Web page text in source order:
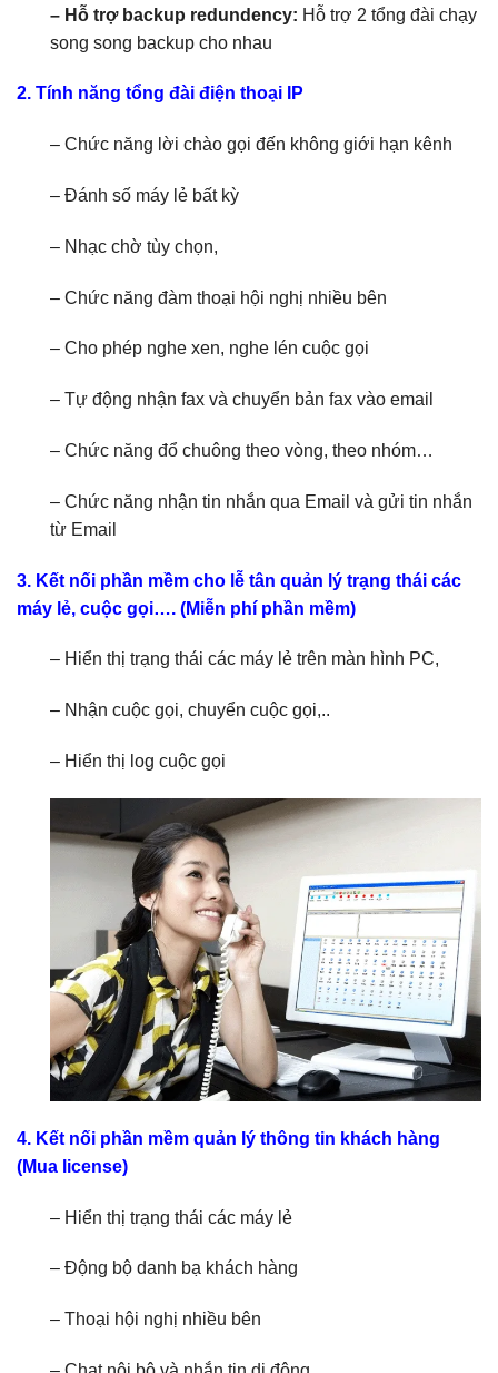
– Hỗ trợ backup redundency: Hỗ trợ 2 tổng đài chạy
song song backup cho nhau
2. Tính năng tổng đài điện thoại IP
– Chức năng lời chào gọi đến không giới hạn kênh
– Đánh số máy lẻ bất kỳ
– Nhạc chờ tùy chọn,
– Chức năng đàm thoại hội nghị nhiều bên
– Cho phép nghe xen, nghe lén cuộc gọi
– Tự động nhận fax và chuyển bản fax vào email
– Chức năng đổ chuông theo vòng, theo nhóm…
– Chức năng nhận tin nhắn qua Email và gửi tin nhắn
từ Email
3. Kết nối phần mềm cho lễ tân quản lý trạng thái các
máy lẻ, cuộc gọi…. (Miễn phí phần mềm)
– Hiển thị trạng thái các máy lẻ trên màn hình PC,
– Nhận cuộc gọi, chuyển cuộc gọi,..
– Hiển thị log cuộc gọi
4. Kết nối phần mềm quản lý thông tin khách hàng
(Mua license)
– Hiển thị trạng thái các máy lẻ
– Động bộ danh bạ khách hàng
– Thoại hội nghị nhiều bên